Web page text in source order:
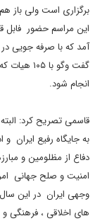
برگزاری است ولی باز
این مراسم حضور فابل
گفت وگو
انجام شود.
قاسمی تصریح کرد:
به جایگاه رفیع ایران
دفاع از مظلومین و
امنیت و صلح جهانی
وجهی ایران در این
های اخلاقی ، فرهنگی